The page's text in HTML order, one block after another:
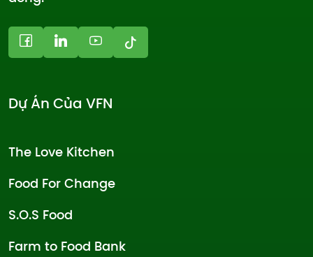
Dự Án Của VFN
The Love Kitchen
Food For Change
S.O.S Food
Farm to Food Bank